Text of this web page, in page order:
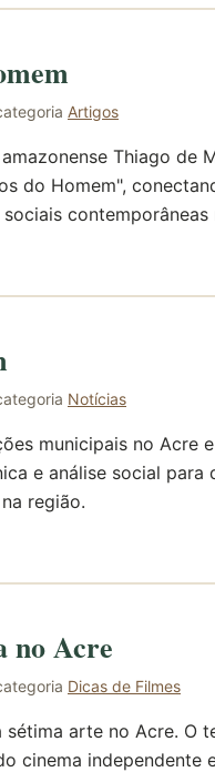
Artigos
Thiago de
do Homem",
contemporâneas
Notícias
municipais no Acre
e análise social
região.
no Acre
Dicas de Filmes
sétima arte no Acre. O
cinema independente